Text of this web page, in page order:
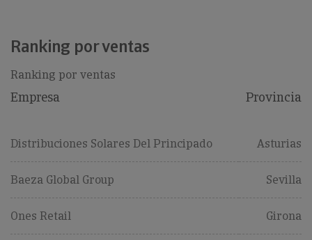
Ranking por ventas
Ranking por ventas
Empresa Provincia
Distribuciones Solares Del Principado Asturias
Baeza Global Group Sevilla
Ones Retail Girona